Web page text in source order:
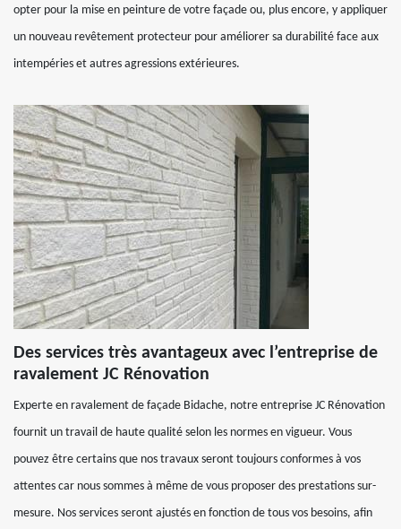
opter pour la mise en peinture de votre façade ou, plus encore, y appliquer
un nouveau revêtement protecteur pour améliorer sa durabilité face aux
intempéries et autres agressions extérieures.
Des services très avantageux avec l’entreprise de
ravalement JC Rénovation
Experte en ravalement de façade Bidache, notre entreprise JC Rénovation
fournit un travail de haute qualité selon les normes en vigueur. Vous
pouvez être certains que nos travaux seront toujours conformes à vos
attentes car nous sommes à même de vous proposer des prestations sur-
mesure. Nos services seront ajustés en fonction de tous vos besoins, afin